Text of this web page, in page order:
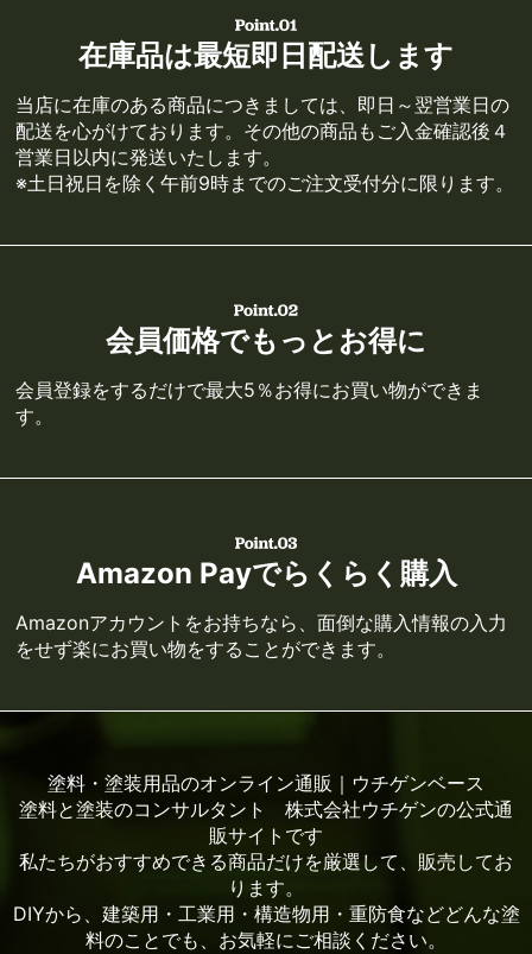
在庫品は最短即日配送します
当店に在庫のある商品につきましては、即日～翌営業日の
配送を心がけております。その他の商品もご入金確認後４
営業日以内に発送いたします。
※土日祝日を除く午前9時までのご注文受付分に限ります。
会員価格でもっとお得に
会員登録をするだけで最大5％お得にお買い物ができま
す。
Amazon Payでらくらく購入
Amazonアカウントをお持ちなら、面倒な購入情報の入力
をせず楽にお買い物をすることができます。
塗料・塗装用品のオンライン通販｜ウチゲンベース
塗料と塗装のコンサルタント 株式会社ウチゲンの公式通
販サイトです
私たちがおすすめできる商品だけを厳選して、販売してお
ります。
DIYから、建築用・工業用・構造物用・重防食などどんな塗
料のことでも、お気軽にご相談ください。